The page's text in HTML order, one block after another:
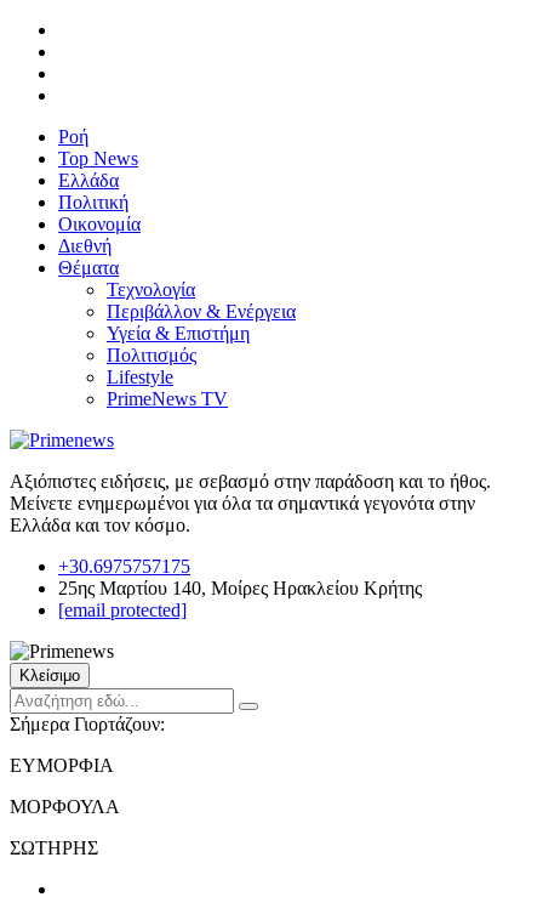
Ροή
Top News
Ελλάδα
Πολιτική
Οικονομία
Διεθνή
Θέματα
Τεχνολογία
Περιβάλλον & Ενέργεια
Υγεία & Επιστήμη
Πολιτισμός
Lifestyle
PrimeNews TV
Αξιόπιστες ειδήσεις, με σεβασμό στην παράδοση και το ήθος.
Μείνετε ενημερωμένοι για όλα τα σημαντικά γεγονότα στην
Ελλάδα και τον κόσμο.
+30.6975757175
25ης Μαρτίου 140, Μοίρες Ηρακλείου Κρήτης
[email protected]
Κλείσιμο
Σήμερα Γιορτάζουν:
ΕΥΜΟΡΦΙΑ
ΜΟΡΦΟΥΛΑ
ΣΩΤΗΡΗΣ